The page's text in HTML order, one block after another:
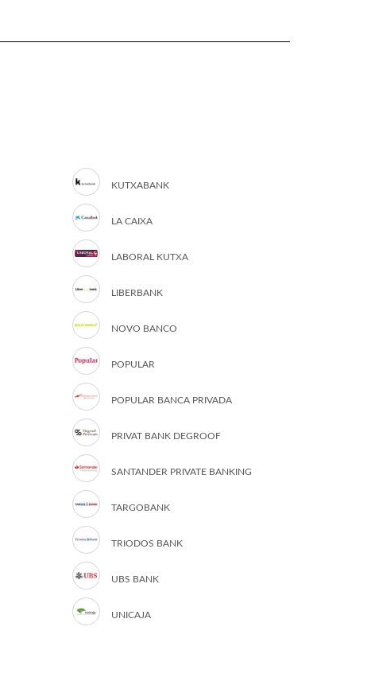
KUTXABANK
LA CAIXA
LABORAL KUTXA
LIBERBANK
NOVO BANCO
POPULAR
POPULAR BANCA PRIVADA
PRIVAT BANK DEGROOF
SANTANDER PRIVATE BANKING
TARGOBANK
TRIODOS BANK
UBS BANK
UNICAJA